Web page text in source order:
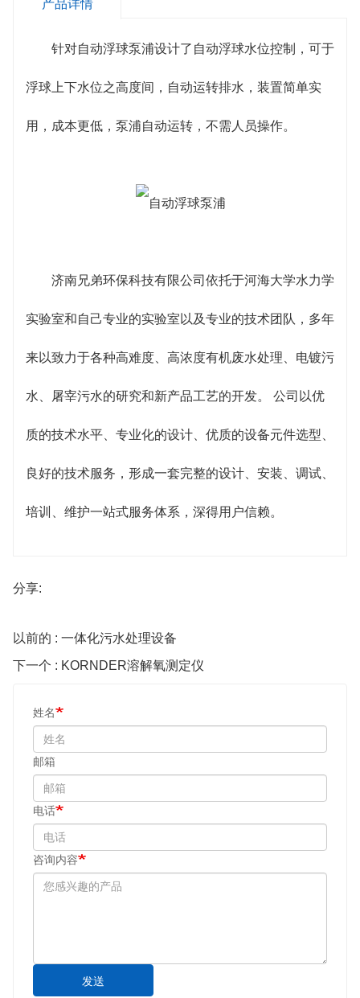
污水、屠宰污水的研究和新产品工艺的开发。 公司以
优质的技术水平、专业化的设计、优质的设备元件选
型、良好的技术服务，形成一套完整的设计、安装、
调试、培训、维护一站式服务体系，深得用户信赖。
产品详情
针对自动浮球泵浦设计了自动浮球水位控制，可于
浮球上下水位之高度间，自动运转排水，装置简单实
用，成本更低，泵浦自动运转，不需人员操作。
济南兄弟环保科技有限公司依托于河海大学水力学
实验室和自己专业的实验室以及专业的技术团队，多年
来以致力于各种高难度、高浓度有机废水处理、电镀污
水、屠宰污水的研究和新产品工艺的开发。 公司以优
质的技术水平、专业化的设计、优质的设备元件选型、
良好的技术服务，形成一套完整的设计、安装、调试、
培训、维护一站式服务体系，深得用户信赖。
分享:
以前的 : 一体化污水处理设备
下一个 : KORNDER溶解氧测定仪
姓名
邮箱
电话
咨询内容
发送